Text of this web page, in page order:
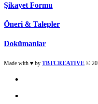
Şikayet Formu
Öneri & Talepler
Dokümanlar
Made with ♥ by TBTCREATIVE ©